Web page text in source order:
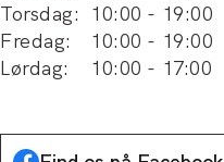
Torsdag: 10:00 - 19:00
Fredag: 10:00 - 19:00
Lørdag: 10:00 - 17:00